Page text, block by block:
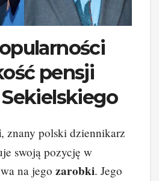
pensji
, znany polski dziennikarz
swoją pozycję w
na jego zarobki. Jego